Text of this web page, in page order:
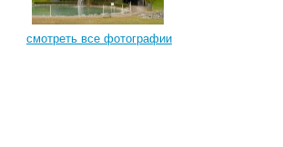
смотреть все фотографии